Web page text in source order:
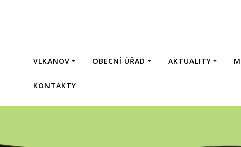
VLKANOV OBECNÍ ÚŘAD AKTUALITY
KONTAKTY